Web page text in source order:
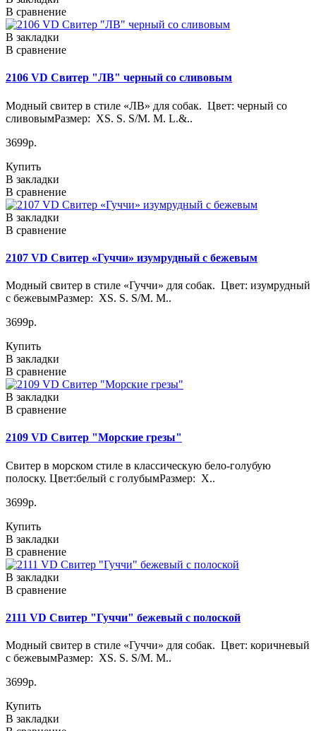
В сравнение
В закладки
В сравнение
2106 VD Свитер "ЛВ" черный со сливовым
Модный свитер в стиле «ЛВ» для собак. Цвет: черный со
сливовымРазмер: XS. S. S/M. M. L.&..
3699р.
Купить
В закладки
В сравнение
В закладки
В сравнение
2107 VD Свитер «Гуччи» изумрудный с бежевым
Модный свитер в стиле «Гуччи» для собак. Цвет: изумрудный
с бежевымРазмер: XS. S. S/M. M..
3699р.
Купить
В закладки
В сравнение
В закладки
В сравнение
2109 VD Свитер "Морские грезы"
Свитер в морском стиле в классическую бело-голубую
полоску. Цвет:белый с голубымРазмер: X..
3699р.
Купить
В закладки
В сравнение
В закладки
В сравнение
2111 VD Свитер "Гуччи" бежевый с полоской
Модный свитер в стиле «Гуччи» для собак. Цвет: коричневый
с бежевымРазмер: XS. S. S/M. M..
3699р.
Купить
В закладки